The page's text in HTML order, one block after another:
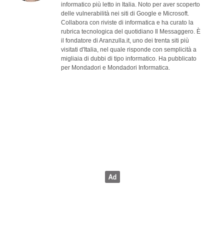
informatico più letto in Italia. Noto per aver scoperto
delle vulnerabilità nei siti di Google e Microsoft.
Collabora con riviste di informatica e ha curato la
rubrica tecnologica del quotidiano Il Messaggero. È
il fondatore di Aranzulla.it, uno dei trenta siti più
visitati d'Italia, nel quale risponde con semplicità a
migliaia di dubbi di tipo informatico. Ha pubblicato
per Mondadori e Mondadori Informatica.